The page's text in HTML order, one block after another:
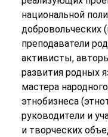
национальной
добровольческих
преподаватели
активисты,
развития родных
мастера
этнобизнеса
руководители и
и творческих